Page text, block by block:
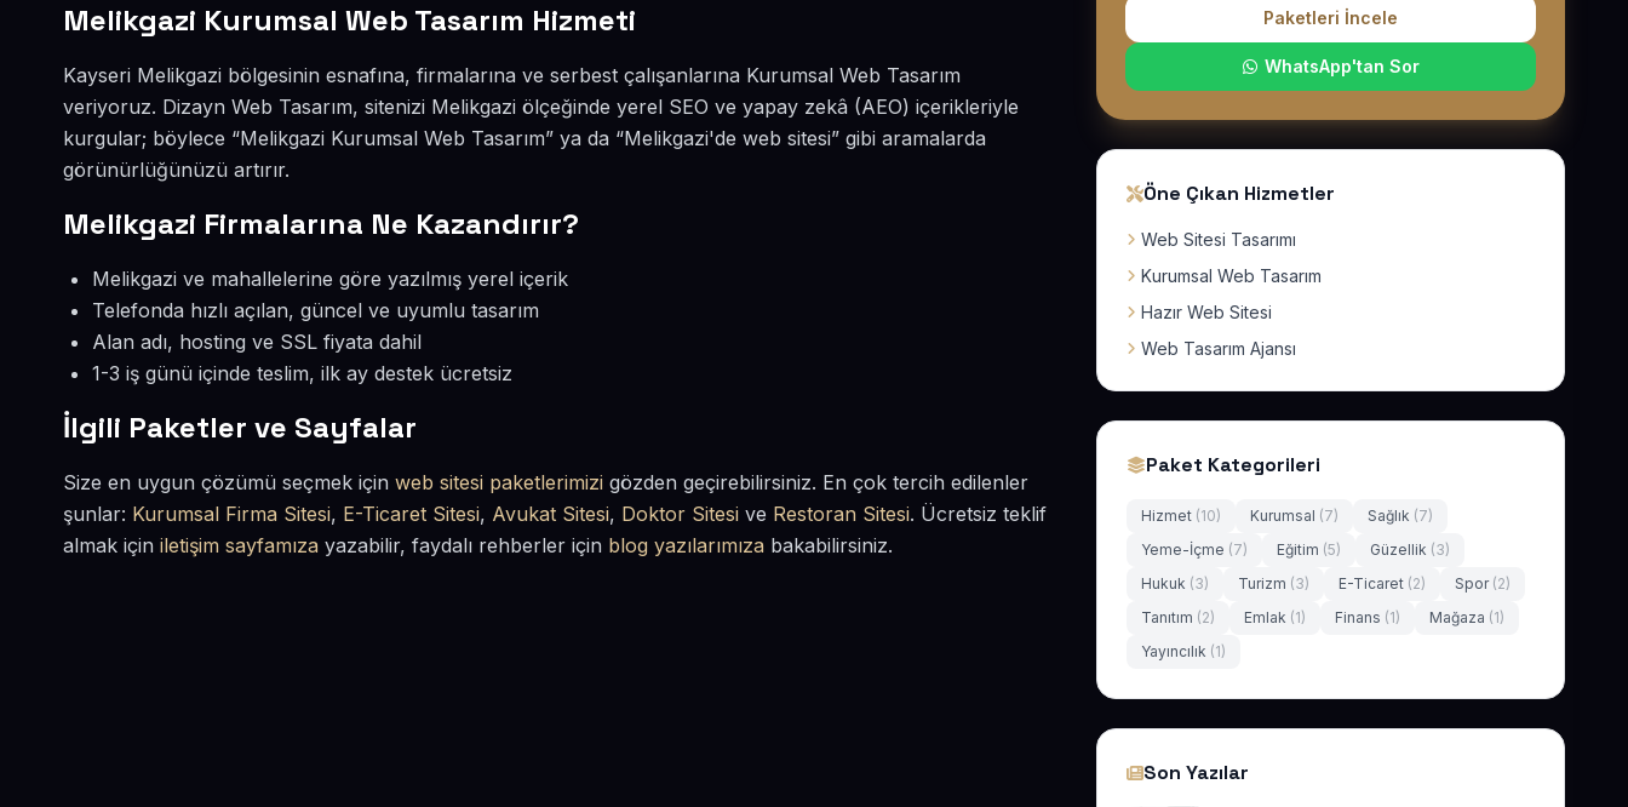
Melikgazi Kurumsal Web Tasarım Hizmeti
Kayseri Melikgazi bölgesinin esnafına, firmalarına ve serbest çalışanlarına Kurumsal Web Tasarım
veriyoruz. Dizayn Web Tasarım, sitenizi Melikgazi ölçeğinde yerel SEO ve yapay zekâ (AEO) içerikleriyle
kurgular; böylece “Melikgazi Kurumsal Web Tasarım” ya da “Melikgazi'de web sitesi” gibi aramalarda
görünürlüğünüzü artırır.
Melikgazi Firmalarına Ne Kazandırır?
Melikgazi ve mahallelerine göre yazılmış yerel içerik
Telefonda hızlı açılan, güncel ve uyumlu tasarım
Alan adı, hosting ve SSL fiyata dahil
1-3 iş günü içinde teslim, ilk ay destek ücretsiz
İlgili Paketler ve Sayfalar
Size en uygun çözümü seçmek için web sitesi paketlerimizi gözden geçirebilirsiniz. En çok tercih edilenler
şunlar: Kurumsal Firma Sitesi, E-Ticaret Sitesi, Avukat Sitesi, Doktor Sitesi ve Restoran Sitesi. Ücretsiz teklif
almak için iletişim sayfamıza yazabilir, faydalı rehberler için blog yazılarımıza bakabilirsiniz.
Paketleri İncele
WhatsApp'tan Sor
Öne Çıkan Hizmetler
Web Sitesi Tasarımı
Kurumsal Web Tasarım
Hazır Web Sitesi
Web Tasarım Ajansı
Paket Kategorileri
Hizmet (10) Kurumsal (7) Sağlık (7)
Yeme-İçme (7) Eğitim (5) Güzellik (3)
Hukuk (3) Turizm (3) E-Ticaret (2) Spor (2)
Tanıtım (2) Emlak (1) Finans (1) Mağaza (1)
Yayıncılık (1)
Son Yazılar